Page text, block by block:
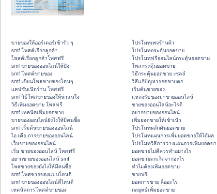
ขายของให้ออร์เดอร์เข้ารัว ๆ
smf โพสต์เรียกลูกค้า
โพสต์เรียกลูกค้าโพสฟรี
smf ขายของออนไลน์ให้ปัง
smf โพสต์ขายของ
smf เขียนโพสขายของโดนๆ
แคปชั่นเปิดร้าน โพสฟรี
smf วิธีโพสขายของให้น่าสนใจ
วิธีเพิ่มยอดขาย โพสฟรี
smf เทคนิคเพิ่มยอดขาย
ขายของออนไลน์ยังไงให้มีคนซื้อ
smf เริ่มต้นขายของออนไลน์
ไอ เดีย การขายของออนไลน์
เว็บขายของออนไลน์
เริ่ม ขายของออนไลน์ โพสฟรี
อยากขายของออนไลน์ smf
โพสขายของยังไงให้มีคนซื้อ
smf โพสขายของแบบไหนดี
smf ขายของออนไลน์ที่ไหนดี
เทคนิคการโพสต์ขายของ
โปรโมทเพจร้านค้า
โปรโมทกระตุ้นยอดขาย
โปรโมทฟรีออนไลน์กระตุ้นยอดขาย
โพสกระตุ้นยอดขาย
วิธีกระตุ้นยอดขาย เซลล์
วิธีแก้ปัญหายอดขายตก
เริ่มต้นขายของ
แหล่งรับของมาขายออนไลน์
ขายของออนไลน์อะไรดี
อยากขายของออนไลน์
เพิ่มยอดขายให้เข้าเป้า
โปรโมทผลักดันยอดขาย
โปรโมทแผนการเพิ่มยอดขายให้ได้ผล
โปรโมทวิธีการวางแผนการเพิ่มยอดข
ยอดขายไม่ดีควรทำอย่างไร
ยอดขายตกเกิดจากอะไร
ทำไมต้องเพิ่มยอดขาย
ขายฟรี
ยอดการขาย คืออะไร
กลยุทธ์เพิ่มยอดขาย